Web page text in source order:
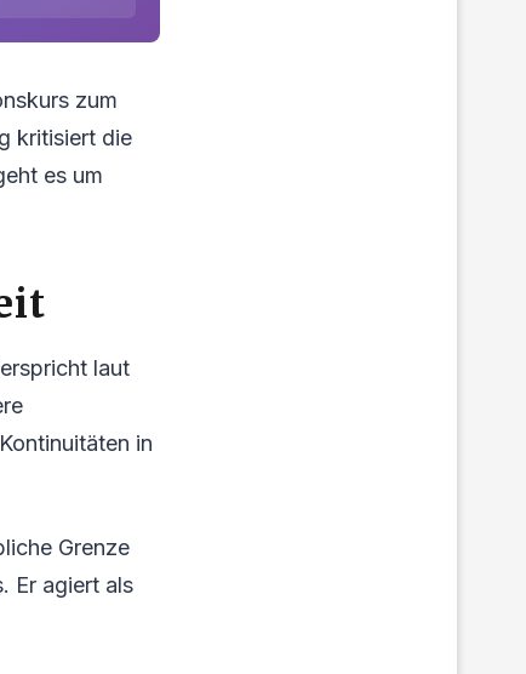
zum
kritisiert die
es um
laut
in
Grenze
Er agiert als